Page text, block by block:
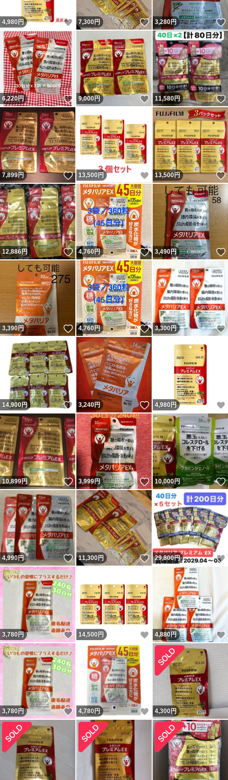
4,980 円 いいね！
7,300円 いいね！
3,280円
6,220円 いいね！
9,000円 いいね！
11,580円
7,899円 いいね！
13,500 円 いいね！
13,500円
12,886円 いいね！
4,760円 いいね！
3,490円
3,390円 いいね！
4,760円 いいね！
3,300円
14,900円 いいね！
3,240円 いいね！
4,980 円
10,899円 いいね！
3,999円 いいね！
10,000円
4,990円 いいね！
11,300円 いいね！
29,800円
3,780円 いいね！
14,500 円 いいね！
4,880円
3,780円 いいね！
4,780円 いいね！
4,300円